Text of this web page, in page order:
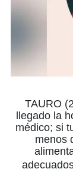
TAURO
llegado la
médico; si
menos